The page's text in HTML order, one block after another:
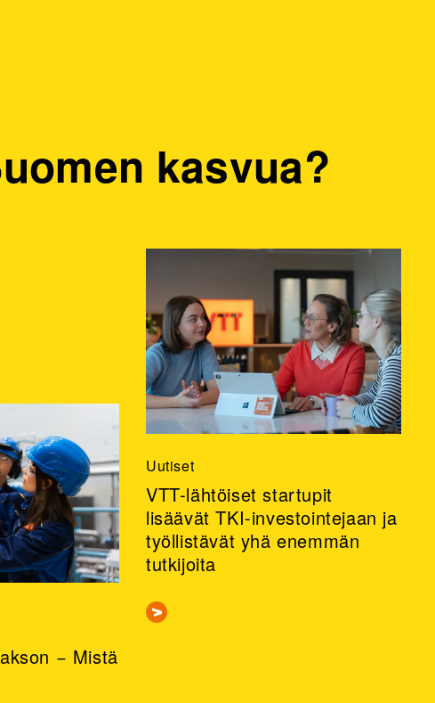
kasvua?
− Mistä
Uutiset
VTT-lähtöiset startupit
lisäävät TKI-investointejaan ja
työllistävät yhä enemmän
tutkijoita